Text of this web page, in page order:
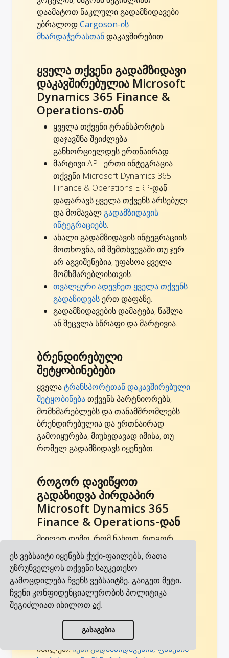
ეს ვებსაიტი იყენებს ქუქი-ფაილებს, რათა
უზრუნველყოს თქვენი საუკეთესო
გამოცდილება ჩვენს ვებსაიტზე. გაიგეთ მეტი.
ჩვენი კონფიდენციალურობის პოლიტიკა
შეგიძლიათ იხილოთაქ.
გასაგებია
დაამატოთ ნაკლული გადამზიდავები
უბრალოდCargoson-ის
მხარდაჭერასთანდაკავშირებით.
ყველა თქვენი გადამზიდავი
დაკავშირებულია Microsoft
Dynamics 365 Finance &
Operations-თან
ყველა თქვენი ტრანსპორტის
დაჯავშნა შეიძლება
განხორციელდეს ერთნაირად.
მარტივი API: ერთი ინტეგრაცია
თქვენი Microsoft Dynamics 365
Finance & Operations ERP-დან
დაფარავს ყველა თქვენს არსებულ
და მომავალგადამზიდავის
ინტეგრაციებს.
ახალი გადამზიდავის ინტეგრაციის
მოთხოვნა, იმ შემთხვევაში თუ ჯერ
არ აგვიშენებია,უფასოა ყველა
მომხმარებლისთვის.
თვალყური ადევნეთ ყველა თქვენს
გადაზიდვას ერთ დაფაზე.
გადამზიდავების დამატება, წაშლა
ან შეცვლა სწრაფი და მარტივია.
ბრენდირებული
შეტყობინებები
ყველატრანსპორტთან დაკავშირებული
შეტყობინებათქვენს პარტნიორებს,
მომხმარებლებს და თანამშრომლებს
ბრენდირებულია და ერთნაირად
გამოიყურება, მიუხედავად იმისა, თუ
რომელ გადამზიდავს იყენებთ.
როგორ დავიწყოთ
გადაზიდვა პირდაპირ
Microsoft Dynamics 365
Finance & Operations-დან
მიიღეთ დემო, რომ ნახოთ, როგორ
შეგიძლიათ დაამატოთ გადაზიდვის
მოდული Microsoft Dynamics 365
Finance & Operations-ში. შემდეგ,
აირჩიეთ თქვენი გადამზიდავები,
ატვირთეთ თქვენი ფასები და სხვა
შეთანხმებები თქვენს გადამზიდავებთან,
მოიწვიეთ თქვენი მომხმარებლები და
დაიწყეთ გადაზიდვა მაშინვე. ასევე
იხილეთ:ჩემი გადამზიდავების, ფასების
ნახეთ ყველა ინტეგრაცია
ნახეთ ყველა გადამზიდავი